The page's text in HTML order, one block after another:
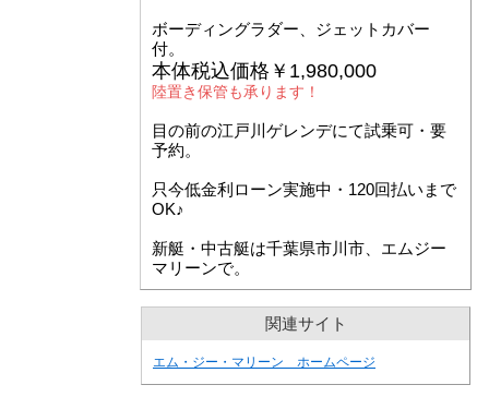
ボーディングラダー、ジェットカバー
付。
本体税込価格￥1,980,000
陸置き保管も承ります！
目の前の江戸川ゲレンデにて試乗可・要
予約。
只今低金利ローン実施中・120回払いまで
OK♪
新艇・中古艇は千葉県市川市、エムジー
マリーンで。
関連サイト
エム・ジー・マリーン ホームページ